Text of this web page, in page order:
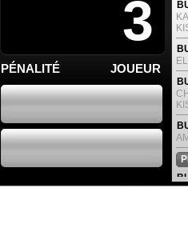
3
JOUEUR
PÉNALITÉ